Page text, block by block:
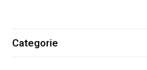
Categorie